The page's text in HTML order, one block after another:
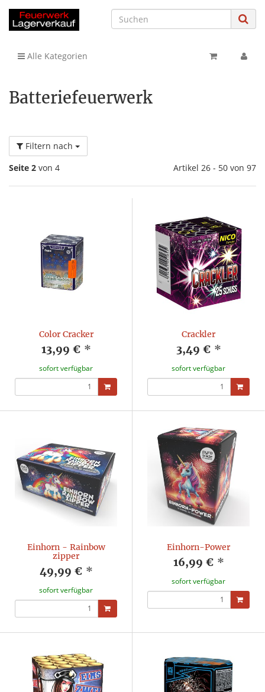
Alle Kategorien
Batteriefeuerwerk
Filtern nach
Seite 2 von 4 Artikel 26 - 50 von 97
Color Cracker
13,99 € *
sofort verfügbar
Crackler
3,49 € *
sofort verfügbar
Einhorn - Rainbow
zipper
49,99 € *
sofort verfügbar
Einhorn-Power
16,99 € *
sofort verfügbar